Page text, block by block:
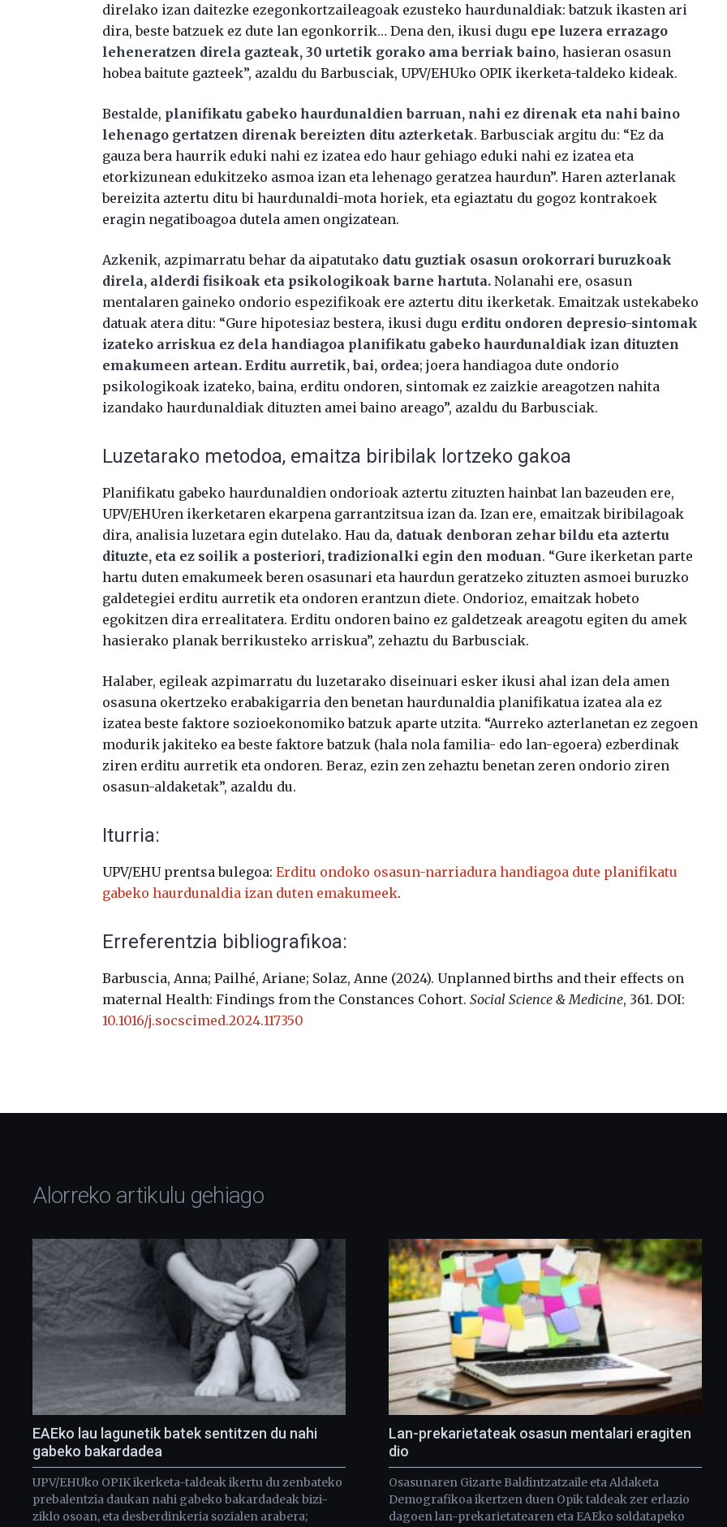
direlako izan daitezke ezegonkortzaileagoak ezusteko haurdunaldiak: batzuk ikasten ari
dira, beste batzuek ez dute lan egonkorrik… Dena den, ikusi dugu epe luzera errazago
leheneratzen direla gazteak, 30 urtetik gorako ama berriak baino, hasieran osasun
hobea baitute gazteek”, azaldu du Barbusciak, UPV/EHUko OPIK ikerketa-taldeko kideak.
Bestalde, planifikatu gabeko haurdunaldien barruan, nahi ez direnak eta nahi baino
lehenago gertatzen direnak bereizten ditu azterketak. Barbusciak argitu du: “Ez da
gauza bera haurrik eduki nahi ez izatea edo haur gehiago eduki nahi ez izatea eta
etorkizunean edukitzeko asmoa izan eta lehenago geratzea haurdun”. Haren azterlanak
bereizita aztertu ditu bi haurdunaldi-mota horiek, eta egiaztatu du gogoz kontrakoek
eragin negatiboagoa dutela amen ongizatean.
Azkenik, azpimarratu behar da aipatutako datu guztiak osasun orokorrari buruzkoak
direla, alderdi fisikoak eta psikologikoak barne hartuta. Nolanahi ere, osasun
mentalaren gaineko ondorio espezifikoak ere aztertu ditu ikerketak. Emaitzak ustekabeko
datuak atera ditu: “Gure hipotesiaz bestera, ikusi dugu erditu ondoren depresio-sintomak
izateko arriskua ez dela handiagoa planifikatu gabeko haurdunaldiak izan dituzten
emakumeen artean. Erditu aurretik, bai, ordea; joera handiagoa dute ondorio
psikologikoak izateko, baina, erditu ondoren, sintomak ez zaizkie areagotzen nahita
izandako haurdunaldiak dituzten amei baino areago”, azaldu du Barbusciak.
Luzetarako metodoa, emaitza biribilak lortzeko gakoa
Planifikatu gabeko haurdunaldien ondorioak aztertu zituzten hainbat lan bazeuden ere,
UPV/EHUren ikerketaren ekarpena garrantzitsua izan da. Izan ere, emaitzak biribilagoak
dira, analisia luzetara egin dutelako. Hau da, datuak denboran zehar bildu eta aztertu
dituzte, eta ez soilik a posteriori, tradizionalki egin den moduan. “Gure ikerketan parte
hartu duten emakumeek beren osasunari eta haurdun geratzeko zituzten asmoei buruzko
galdetegiei erditu aurretik eta ondoren erantzun diete. Ondorioz, emaitzak hobeto
egokitzen dira errealitatera. Erditu ondoren baino ez galdetzeak areagotu egiten du amek
hasierako planak berrikusteko arriskua”, zehaztu du Barbusciak.
Halaber, egileak azpimarratu du luzetarako diseinuari esker ikusi ahal izan dela amen
osasuna okertzeko erabakigarria den benetan haurdunaldia planifikatua izatea ala ez
izatea beste faktore sozioekonomiko batzuk aparte utzita. “Aurreko azterlanetan ez zegoen
modurik jakiteko ea beste faktore batzuk (hala nola familia- edo lan-egoera) ezberdinak
ziren erditu aurretik eta ondoren. Beraz, ezin zen zehaztu benetan zeren ondorio ziren
osasun-aldaketak”, azaldu du.
Iturria:
UPV/EHU prentsa bulegoa:Erditu ondoko osasun-narriadura handiagoa dute planifikatu
gabeko haurdunaldia izan duten emakumeek.
Erreferentzia bibliografikoa:
Barbuscia, Anna; Pailhé, Ariane; Solaz, Anne (2024). Unplanned births and their effects on
maternal Health: Findings from the Constances Cohort.Social Science & Medicine, 361. DOI:
10.1016/j.socscimed.2024.117350
Alorreko artikulu gehiago
EAEko lau lagunetik batek sentitzen du nahi
gabeko bakardadea
UPV/EHUko OPIK ikerketa-taldeak ikertu du zenbateko
prebalentzia daukan nahi gabeko bakardadeak bizi-
ziklo osoan, eta desberdinkeria sozialen arabera;
Lan-prekarietateak osasun mentalari eragiten
dio
Osasunaren Gizarte Baldintzatzaile eta Aldaketa
Demografikoa ikertzen duen Opik taldeak zer erlazio
dagoen lan-prekarietatearen eta EAEko soldatapeko